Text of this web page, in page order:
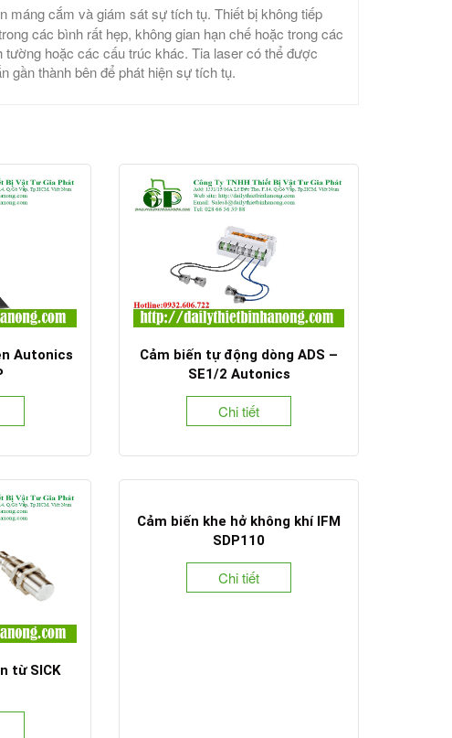
cắm và giám sát sự tích tụ. Thiết bị không tiếp
các bình rất hẹp, không gian hạn chế hoặc trong các
hoặc các cấu trúc khác. Tia laser có thể được
gần thành bên để phát hiện sự tích tụ.
Autonics
Cảm biến tự động dòng ADS –
SE1/2 Autonics
Chi tiết
từ SICK
Cảm biến khe hở không khí IFM
SDP110
Chi tiết